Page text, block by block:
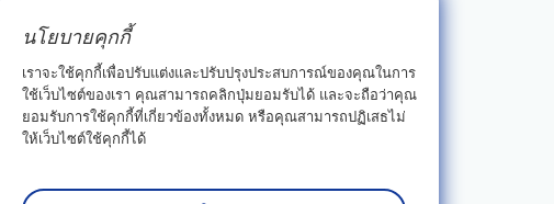
นโยบายคุกกี้
เราจะใช้คุกกี้เพื่อปรับแต่งและปรับปรุงประสบการณ์ของคุณในการ
ใช้เว็บไซต์ของเรา คุณสามารถคลิกปุ่มยอมรับได้ และจะถือว่าคุณ
ยอมรับการใช้คุกกี้ที่เกี่ยวข้องทั้งหมด หรือคุณสามารถปฏิเสธไม่
ให้เว็บไซต์ใช้คุกกี้ได้